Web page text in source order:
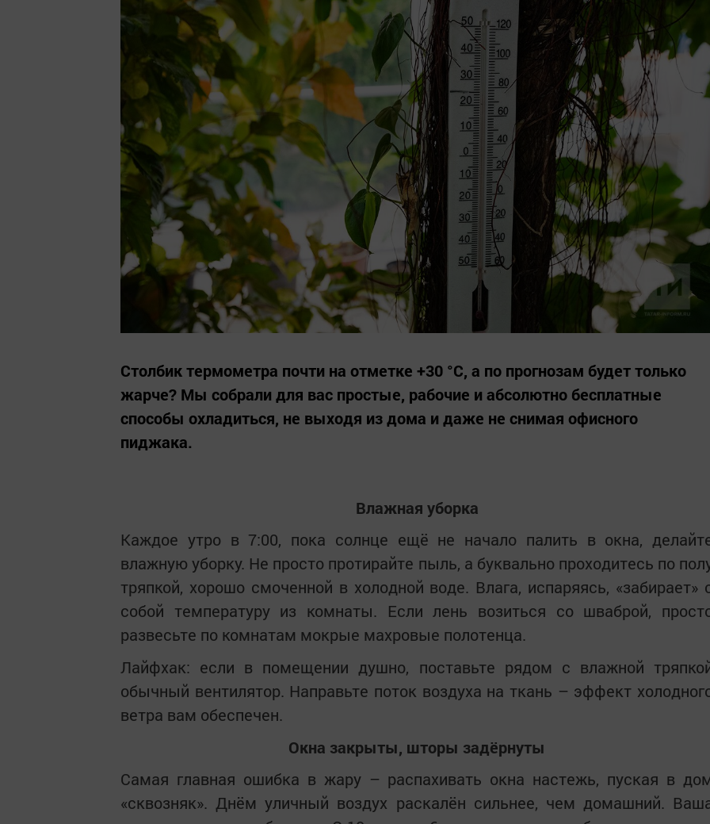
Столбик термометра почти на отметке +30 °C, а по прогнозам будет только
жарче? Мы собрали для вас простые, рабочие и абсолютно бесплатные
способы охладиться, не выходя из дома и даже не снимая офисного
пиджака.
Влажная уборка
Каждое утро в 7:00, пока солнце ещё не начало палить в окна,
влажную уборку. Не просто протирайте пыль, а буквально проходитесь по
тряпкой, хорошо смоченной в холодной воде. Влага, испаряясь, «забирает»
собой температуру из комнаты. Если лень возиться со шваброй,
развесьте по комнатам мокрые махровые полотенца.
Лайфхак: если в помещении душно, поставьте рядом с влажной
обычный вентилятор. Направьте поток воздуха на ткань – эффект
ветра вам обеспечен.
Окна закрыты, шторы задёрнуты
Самая главная ошибка в жару – распахивать окна настежь, пуская в
«сквозняк». Днём уличный воздух раскалён сильнее, чем домашний.